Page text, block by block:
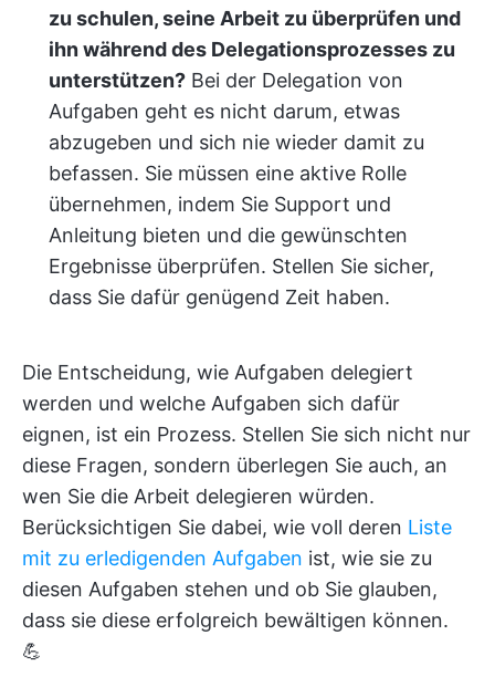
zu schulen, seine Arbeit zu überprüfen und
ihn während des Delegationsprozesses zu
unterstützen? Bei der Delegation von
Aufgaben geht es nicht darum, etwas
abzugeben und sich nie wieder damit zu
befassen. Sie müssen eine aktive Rolle
übernehmen, indem Sie Support und
Anleitung bieten und die gewünschten
Ergebnisse überprüfen. Stellen Sie sicher,
dass Sie dafür genügend Zeit haben.
Die Entscheidung, wie Aufgaben delegiert
werden und welche Aufgaben sich dafür
eignen, ist ein Prozess. Stellen Sie sich nicht nur
diese Fragen, sondern überlegen Sie auch, an
wen Sie die Arbeit delegieren würden.
Berücksichtigen Sie dabei, wie voll deren Liste
mit zu erledigenden Aufgaben ist, wie sie zu
diesen Aufgaben stehen und ob Sie glauben,
dass sie diese erfolgreich bewältigen können.
💪